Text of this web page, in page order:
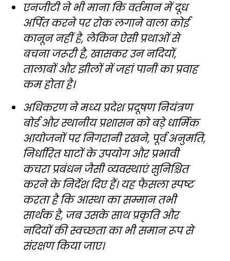
एनजीटी ने भी माना कि वर्तमान में दूध
अर्पित करने पर रोक लगाने वाला कोई
कानून नहीं है, लेकिन ऐसी प्रथाओं से
बचना जरूरी है, खासकर उन नदियों,
तालाबों और झीलों में जहां पानी का प्रवाह
कम होता है।
अधिकरण ने मध्य प्रदेश प्रदूषण नियंत्रण
बोर्ड और स्थानीय प्रशासन को बड़े धार्मिक
आयोजनों पर निगरानी रखने, पूर्व अनुमति,
निर्धारित घाटों के उपयोग और प्रभावी
कचरा प्रबंधन जैसी व्यवस्थाएं सुनिश्चित
करने के निर्देश दिए हैं। यह फैसला स्पष्ट
करता है कि आस्था का सम्मान तभी
सार्थक है, जब उसके साथ प्रकृति और
नदियों की स्वच्छता का भी समान रूप से
संरक्षण किया जाए।